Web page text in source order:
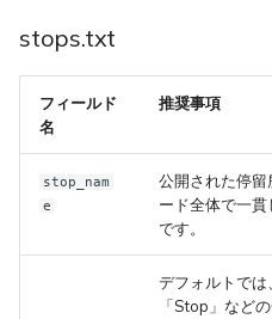
stops.txt
フィールド
名
推奨事項
stop_nam
e
公開された停留
ード全体で一
です。
デフォルトでは、
「Stop」など